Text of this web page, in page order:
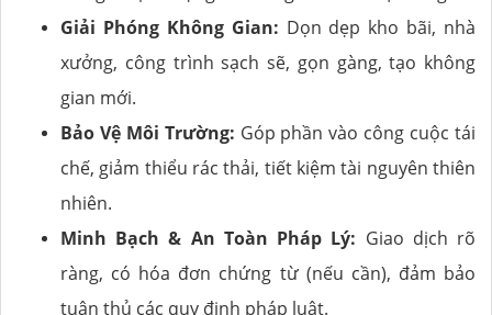
Giải Phóng Không Gian: Dọn dẹp kho bãi, nhà
xưởng, công trình sạch sẽ, gọn gàng, tạo không
gian mới.
Bảo Vệ Môi Trường: Góp phần vào công cuộc tái
chế, giảm thiểu rác thải, tiết kiệm tài nguyên thiên
nhiên.
Minh Bạch & An Toàn Pháp Lý: Giao dịch rõ
ràng, có hóa đơn chứng từ (nếu cần), đảm bảo
tuân thủ các quy định pháp luật.